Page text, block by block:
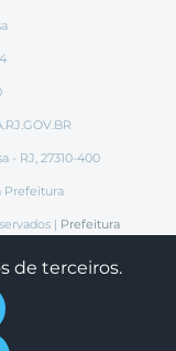
- RJ, 27310-400
Prefeitura
| Prefeitura
de terceiros.